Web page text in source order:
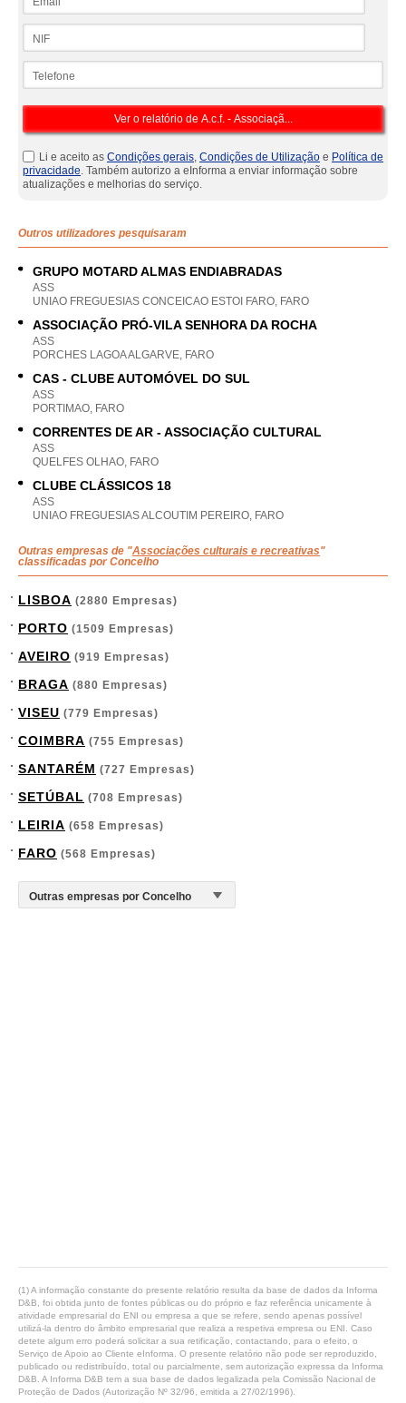
Li e aceito as Condições gerais, Condições de Utilização e Política de
privacidade. Também autorizo a eInforma a enviar informação sobre
atualizações e melhorias do serviço.
Outros utilizadores pesquisaram
GRUPO MOTARD ALMAS ENDIABRADAS
ASS
UNIAO FREGUESIAS CONCEICAO ESTOI FARO, FARO
ASSOCIAÇÃO PRÓ-VILA SENHORA DA ROCHA
ASS
PORCHES LAGOA ALGARVE, FARO
CAS - CLUBE AUTOMÓVEL DO SUL
ASS
PORTIMAO, FARO
CORRENTES DE AR - ASSOCIAÇÃO CULTURAL
ASS
QUELFES OLHAO, FARO
CLUBE CLÁSSICOS 18
ASS
UNIAO FREGUESIAS ALCOUTIM PEREIRO, FARO
Outras empresas de "Associações culturais e recreativas"
classificadas por Concelho
LISBOA (2880 Empresas)
PORTO (1509 Empresas)
AVEIRO (919 Empresas)
BRAGA (880 Empresas)
VISEU (779 Empresas)
COIMBRA (755 Empresas)
SANTARÉM (727 Empresas)
SETÚBAL (708 Empresas)
LEIRIA (658 Empresas)
FARO (568 Empresas)
(1) A informação constante do presente relatório resulta da base de dados da Informa
D&B, foi obtida junto de fontes públicas ou do próprio e faz referência unicamente à
atividade empresarial do ENI ou empresa a que se refere, sendo apenas possível
utilizá-la dentro do âmbito empresarial que realiza a respetiva empresa ou ENI. Caso
detete algum erro poderá solicitar a sua retificação, contactando, para o efeito, o
Serviço de Apoio ao Cliente eInforma. O presente relatório não pode ser reproduzido,
publicado ou redistribuído, total ou parcialmente, sem autorização expressa da Informa
D&B. A Informa D&B tem a sua base de dados legalizada pela Comissão Nacional de
Proteção de Dados (Autorização Nº 32/96, emitida a 27/02/1996).